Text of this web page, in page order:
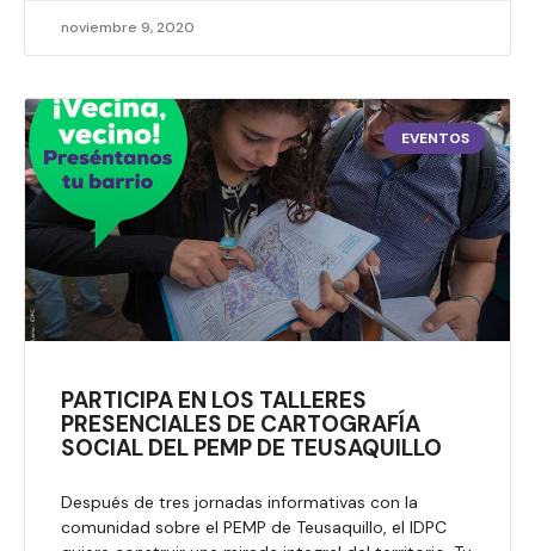
noviembre 9, 2020
EVENTOS
PARTICIPA EN LOS TALLERES
PRESENCIALES DE CARTOGRAFÍA
SOCIAL DEL PEMP DE TEUSAQUILLO
Después de tres jornadas informativas con la
comunidad sobre el PEMP de Teusaquillo, el IDPC